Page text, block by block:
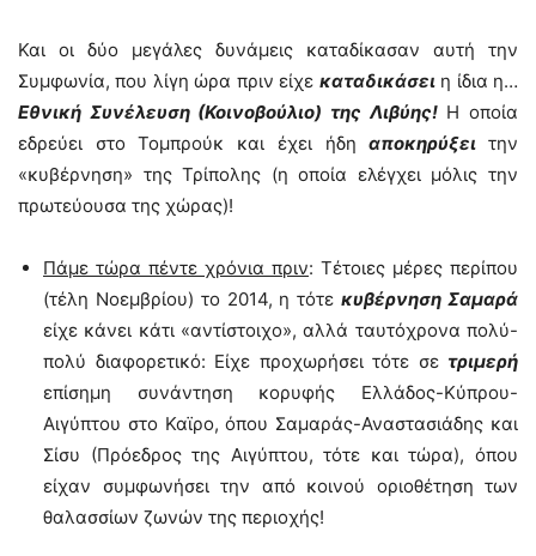
Και οι δύο μεγάλες δυνάμεις καταδίκασαν αυτή την
Συμφωνία, που λίγη ώρα πριν είχε καταδικάσειη ίδια η…
Εθνική Συνέλευση (Κοινοβούλιο) της Λιβύης!Η οποία
εδρεύει στο Τομπρούκ και έχει ήδηαποκηρύξειτην
«κυβέρνηση» της Τρίπολης (η οποία ελέγχει μόλις την
πρωτεύουσα της χώρας)!
Πάμε τώρα πέντε χρόνια πριν: Τέτοιες μέρες περίπου
(τέλη Νοεμβρίου) το 2014, η τότεκυβέρνηση Σαμαρά
είχε κάνει κάτι «αντίστοιχο», αλλά ταυτόχρονα πολύ-
πολύ διαφορετικό: Είχε προχωρήσει τότε σε τριμερή
επίσημη συνάντηση κορυφής Ελλάδος-Κύπρου-
Αιγύπτου στο Καϊρο, όπου Σαμαράς-Αναστασιάδης και
Σίσυ (Πρόεδρος της Αιγύπτου, τότε και τώρα), όπου
είχαν συμφωνήσει την από κοινού οριοθέτηση των
θαλασσίων ζωνών της περιοχής!